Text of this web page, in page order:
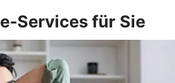
Services für Sie